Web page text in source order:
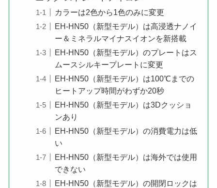
カラーは2色から1色のみに変更
EH-HN50（新型モデル）は高浸透ナノイ
ー＆ミネラルマイナスイオンを新搭載
EH-HN50（新型モデル）のプレートはス
ムースシルキープレートに変更
EH-HN50（新型モデル）は100℃までの
ヒートアップ時間がわずか20秒
EH-HN50（新型モデル）は3Dクッショ
ンあり
EH-HN50（新型モデル）の消費電力は低
い
EH-HN50（新型モデル）は海外では使用
できない
EH-HN50（新型モデル）の開閉ロックは